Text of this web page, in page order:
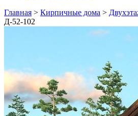
Главная > Кирпичные дома >
Д-52-102